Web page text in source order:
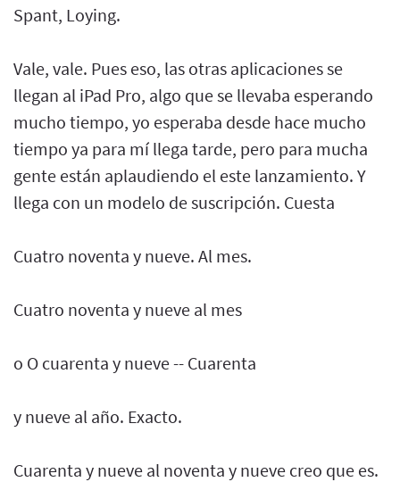
Spant, Loying.
Vale, vale. Pues eso, las otras aplicaciones se
llegan al iPad Pro, algo que se llevaba esperando
mucho tiempo, yo esperaba desde hace mucho
tiempo ya para mí llega tarde, pero para mucha
gente están aplaudiendo el este lanzamiento. Y
llega con un modelo de suscripción. Cuesta
Cuatro noventa y nueve. Al mes.
Cuatro noventa y nueve al mes
o O cuarenta y nueve -- Cuarenta
y nueve al año. Exacto.
Cuarenta y nueve al noventa y nueve creo que es.